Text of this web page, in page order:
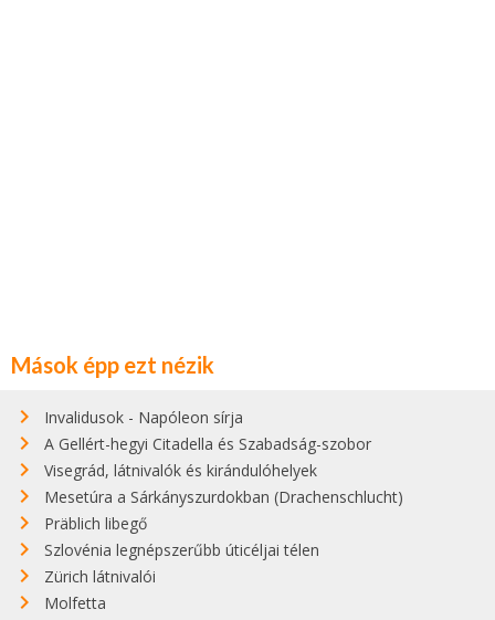
Mások épp ezt nézik
Invalidusok - Napóleon sírja
A Gellért-hegyi Citadella és Szabadság-szobor
Visegrád, látnivalók és kirándulóhelyek
Mesetúra a Sárkányszurdokban (Drachenschlucht)
Präblich libegő
Szlovénia legnépszerűbb úticéljai télen
Zürich látnivalói
Molfetta